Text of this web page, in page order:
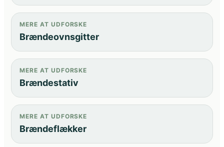
MERE AT UDFORSKE
Brændeovnsgitter
MERE AT UDFORSKE
Brændestativ
MERE AT UDFORSKE
Brændeflækker